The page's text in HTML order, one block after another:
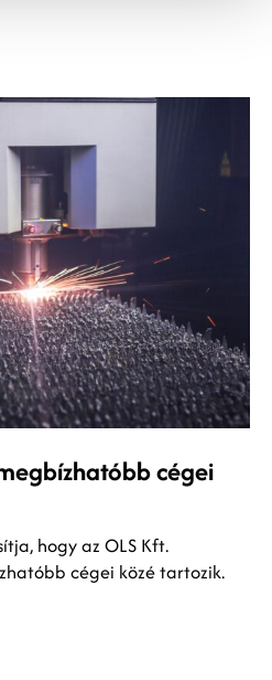
cégei
hogy az OLS Kft.
cégei közé tartozik.